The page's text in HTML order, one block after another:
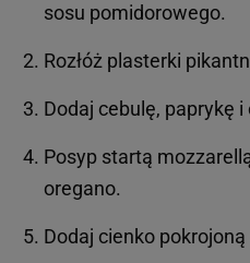
sosu pomidorowego.
Rozłóż plasterki
Dodaj cebulę, paprykę i
Posyp startą
oregano.
Dodaj cienko